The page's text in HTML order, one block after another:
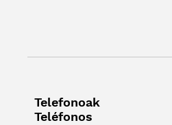
Telefonoak
Teléfonos